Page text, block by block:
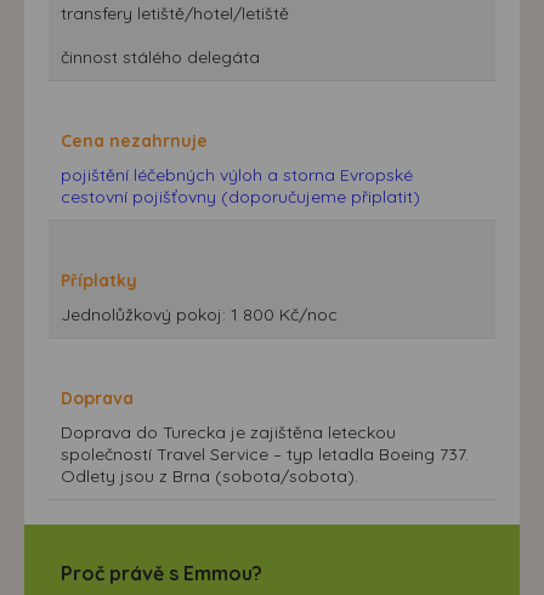
transfery letiště/hotel/letiště
činnost stálého delegáta
Cena nezahrnuje
pojištění léčebných výloh a storna Evropské
cestovní pojišťovny (doporučujeme připlatit)
Příplatky
Jednolůžkový pokoj: 1 800 Kč/noc
Doprava
Doprava do Turecka je zajištěna leteckou
společností Travel Service – typ letadla Boeing 737.
Odlety jsou z Brna (sobota/sobota).
Proč právě s Emmou?